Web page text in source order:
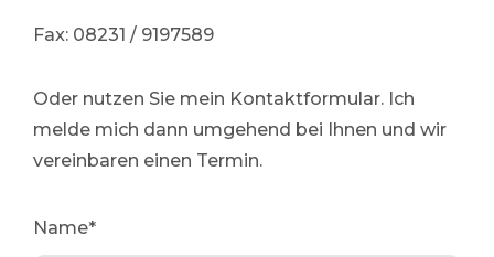
UVV-Untersuchung
Fax: 08231 / 9197589
Oder nutzen Sie mein Kontaktformular. Ich
melde mich dann umgehend bei Ihnen und wir
vereinbaren einen Termin.
Name*